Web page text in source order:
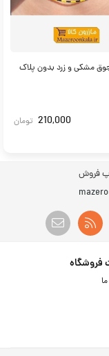
مشکی و زرد بدون پلاک
210,000 تومان
فروشگاه